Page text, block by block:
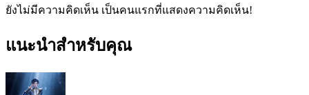
ยังไม่มีความคิดเห็น เป็นคนแรกที่แสดงความคิดเห็น!
แนะนำสำหรับคุณ